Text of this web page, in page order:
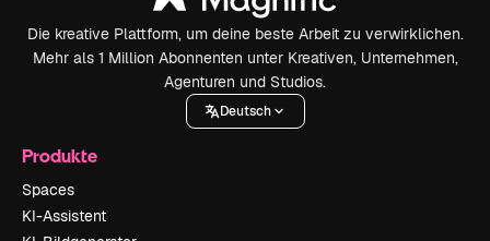
Die kreative Plattform, um deine beste Arbeit zu verwirklichen.
Mehr als 1 Million Abonnenten unter Kreativen, Unternehmen,
Agenturen und Studios.
Deutsch
Produkte
Spaces
KI-Assistent